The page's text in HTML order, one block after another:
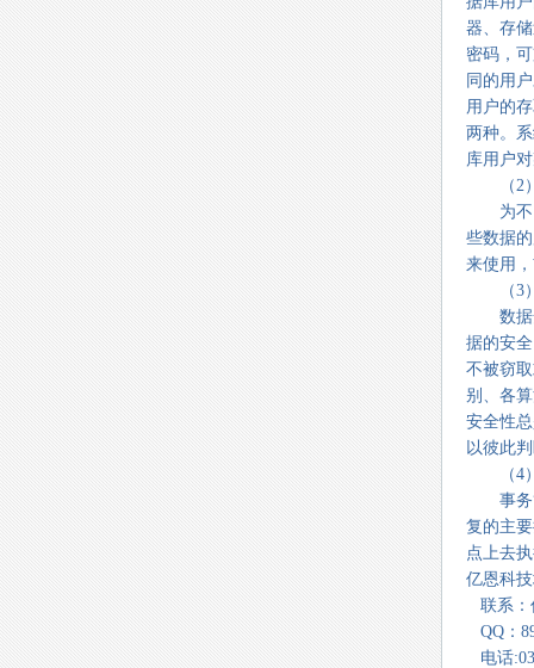
器、存
密码，
同的用
用户的
两种。
库用户
（2）
为不同
些数据
来使用
（3）
数据安
据的安
不被窃
别、各
安全性
以彼此
（4）
事务管
复的主
点上去
亿恩科
联系：
QQ：
电话